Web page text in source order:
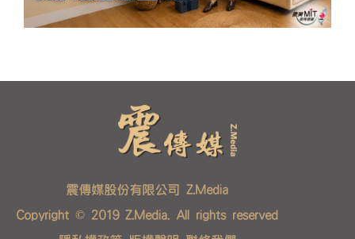
震傳媒股份有限公司 Z.Media
Copyright © 2019 Z.Media. All rights reserved